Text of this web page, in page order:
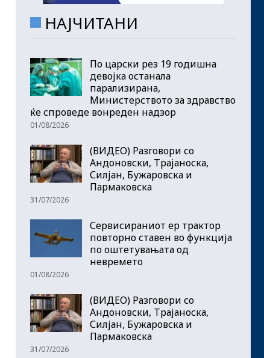
НАЈЧИТАНИ
По царски рез 19 годишна
девојка останала
парализирана,
Министерството за здравство
ќе спроведе вонреден надзор
01/08/2026
(ВИДЕО) Разговори со
Андоновски, Трајаноска,
Силјан, Бужаровска и
Пармаковска
31/07/2026
Сервисираниот ер трактор
повторно ставен во функција
по оштетувањата од
невремето
01/08/2026
(ВИДЕО) Разговори со
Андоновски, Трајаноска,
Силјан, Бужаровска и
Пармаковска
31/07/2026